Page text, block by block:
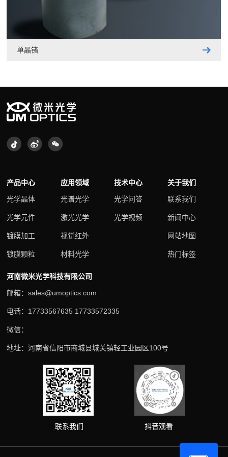
单晶锗
产品中心
光学晶体
光学元件
镀膜加工
镀膜颗粒
应用领域
光谱光学
激光光学
视觉红外
材料光学
技术中心
光学问答
光学视频
关于我们
联系我们
新闻中心
网站地图
热门标签
河南微米光学科技有限公司
邮箱：sales@umoptics.com
电话：17733567635 17733572335
微信：
地址：河南省信阳市商城县城关镇轻工业园区100号
联系我们 抖音观看